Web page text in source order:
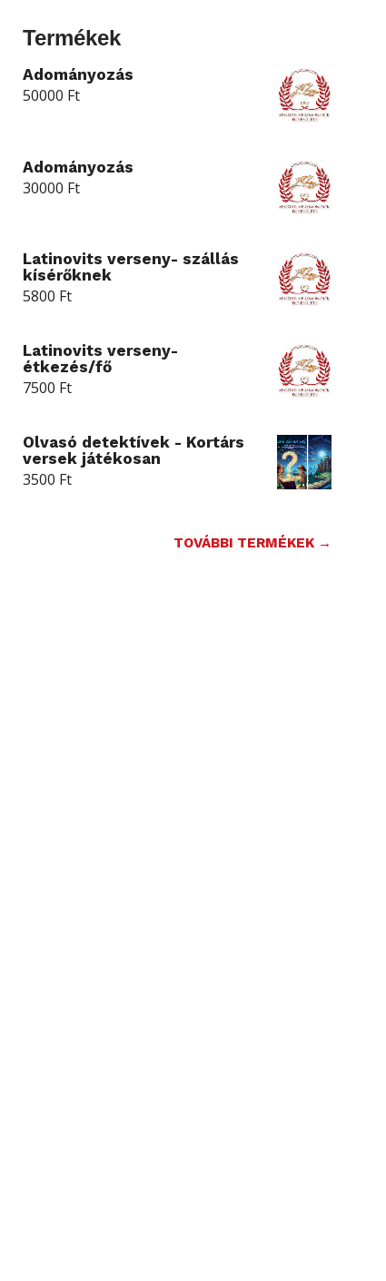
Termékek
Adományozás
50000 Ft
Adományozás
30000 Ft
Latinovits verseny- szállás
kísérőknek
5800 Ft
Latinovits verseny-
étkezés/fő
7500 Ft
Olvasó detektívek - Kortárs
versek játékosan
3500 Ft
TOVÁBBI TERMÉKEK →